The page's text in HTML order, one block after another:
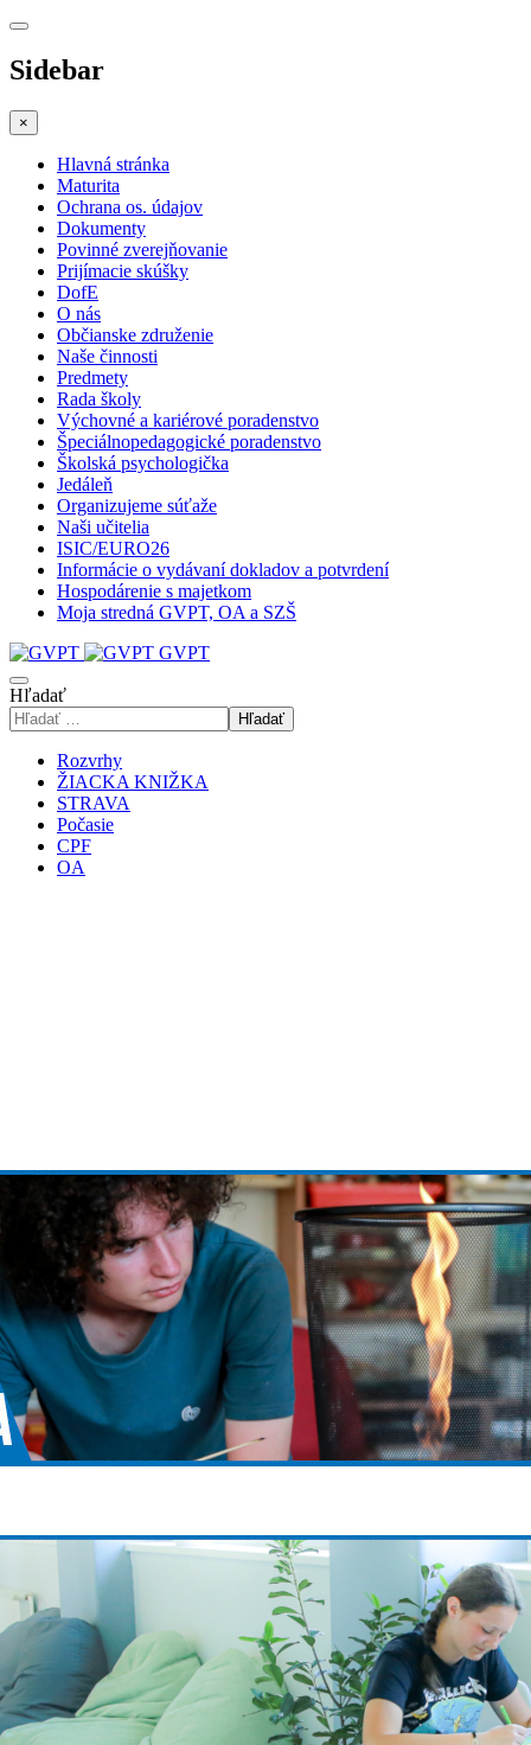
Sidebar
×
Hlavná stránka
Maturita
Ochrana os. údajov
Dokumenty
Povinné zverejňovanie
Prijímacie skúšky
DofE
O nás
Občianske združenie
Naše činnosti
Predmety
Rada školy
Výchovné a kariérové poradenstvo
Špeciálnopedagogické poradenstvo
Školská psychologička
Jedáleň
Organizujeme súťaže
Naši učitelia
ISIC/EURO26
Informácie o vydávaní dokladov a potvrdení
Hospodárenie s majetkom
Moja stredná GVPT, OA a SZŠ
GVPT
Hľadať
Hľadať
Rozvrhy
ŽIACKA KNIŽKA
STRAVA
Počasie
CPF
OA